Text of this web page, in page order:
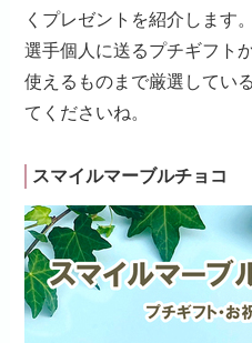
くプレゼントを紹介します。
選手個人に送るプチギフト
使えるものまで厳選してい
てくださいね。
スマイルマーブルチョコ